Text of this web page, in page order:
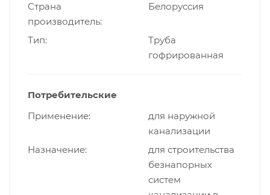
Страна
производитель
Белоруссия
Тип
Труба
гофрированная
Потребительские
Применение
для наружной
канализации
Назначение
для строительства
безнапорных
систем